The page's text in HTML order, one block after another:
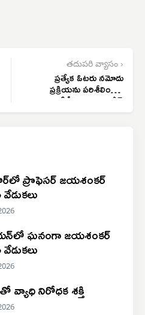
తదుపరి వ్యాసం ›
ప్రత్యేక ఓటరు నమోదు
ప్రక్రియను పరిశీలించిన
ఎంపీడీఓ దొంతు రమేష్
ప్రొఫెసర్ జయశంకర్
ఘనంగా జయశంకర్
వ్యాధి నిరోధక శక్తి